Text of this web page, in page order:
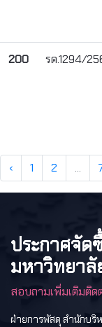
200 รด.1294/
‹ 1 2 ...
ประกาศจัด
มหาวิทยาลั
สอบถามเพิ่มเติมติด
ฝ่ายการพัสดุ สำนักบริ